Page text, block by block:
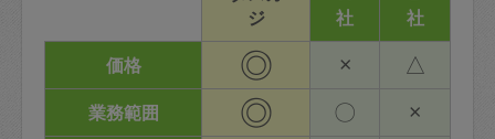
ジ
社
社
価格
◎ × △
業務範囲 ◎ 〇 ×